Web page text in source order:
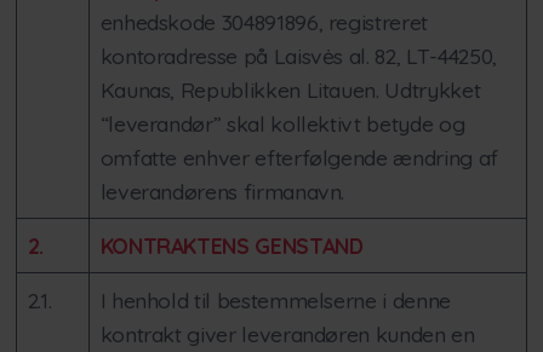
enhedskode 304891896, registreret
kontoradresse på Laisvės al. 82, LT-44250,
Kaunas, Republikken Litauen. Udtrykket
“leverandør” skal kollektivt betyde og
omfatte enhver efterfølgende ændring af
leverandørens firmanavn.
2. KONTRAKTENS GENSTAND
2.1.
I henhold til bestemmelserne i denne
kontrakt giver leverandøren kunden en